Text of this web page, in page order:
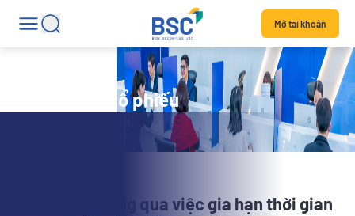
Mở tài khoản
Tin tức mã cổ phiếu
CII: HĐQT thông qua việc gia hạn thời gian